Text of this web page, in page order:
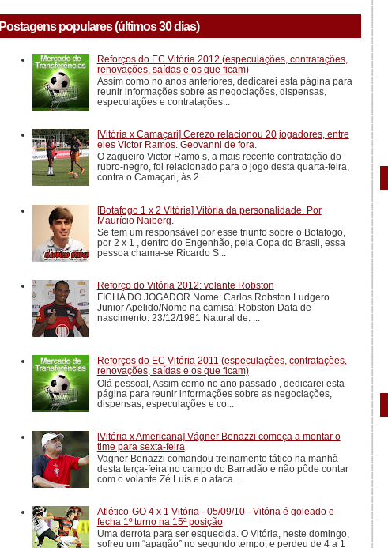
Postagens populares (últimos 30 dias)
Reforços do EC Vitória 2012 (especulações, contratações,
renovações, saídas e os que ficam)
Assim como no anos anteriores, dedicarei esta página para
reunir informações sobre as negociações, dispensas,
especulações e contratações...
[Vitória x Camaçari] Cerezo relacionou 20 jogadores, entre
eles Victor Ramos. Geovanni de fora.
O zagueiro Victor Ramo s, a mais recente contratação do
rubro-negro, foi relacionado para o jogo desta quarta-feira,
contra o Camaçari, às 2...
[Botafogo 1 x 2 Vitória] Vitória da personalidade. Por
Maurício Naiberg.
Se tem um responsável por esse triunfo sobre o Botafogo,
por 2 x 1 , dentro do Engenhão, pela Copa do Brasil, essa
pessoa chama-se Ricardo S...
Reforço do Vitória 2012: volante Robston
FICHA DO JOGADOR Nome: Carlos Robston Ludgero
Junior Apelido/Nome na camisa: Robston Data de
nascimento: 23/12/1981 Natural de: ...
Reforços do EC Vitória 2011 (especulações, contratações,
renovações, saídas e os que ficam)
Olá pessoal, Assim como no ano passado , dedicarei esta
página para reunir informações sobre as negociações,
dispensas, especulações e co...
[Vitória x Americana] Vágner Benazzi começa a montar o
time para sexta-feira
Vagner Benazzi comandou treinamento tático na manhã
desta terça-feira no campo do Barradão e não pôde contar
com o volante Zé Luís e o ataca...
Atlético-GO 4 x 1 Vitória - 05/09/10 - Vitória é goleado e
fecha 1º turno na 15ª posição
Uma derrota para ser esquecida. O Vitória, neste domingo,
sofreu um “apagão” no segundo tempo, e perdeu de 4 a 1